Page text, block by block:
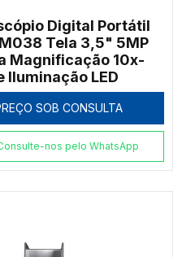
Digital Portátil
Tela 3,5" 5MP
Magnificação 10x-
Iluminação LED
SOB CONSULTA
nos pelo WhatsApp